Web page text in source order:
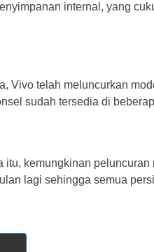
internal, yang
Vivo telah meluncurkan
sudah tersedia di
itu, kemungkinan
lagi sehingga semua